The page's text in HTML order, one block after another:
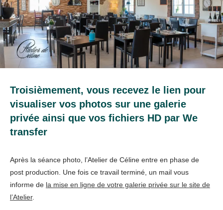
Troisièmement, vous recevez le lien pour
visualiser vos photos sur une galerie
privée ainsi que vos fichiers HD par We
transfer
Après la séance photo, l’Atelier de Céline entre en phase de
post production. Une fois ce travail terminé, un mail vous
informe de la mise en ligne de votre galerie privée sur le site de
l’Atelier.